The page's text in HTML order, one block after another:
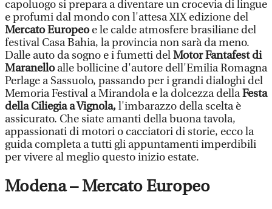
capoluogo si prepara a diventare un crocevia di lingue
e profumi dal mondo con l'attesa XIX edizione del
Mercato Europeoe le calde atmosfere brasiliane del
festival Casa Bahia, la provincia non sarà da meno.
Dalle auto da sogno e i fumetti delMotor Fantafest di
Maranelloalle bollicine d'autore dell'Emilia Romagna
Perlage a Sassuolo, passando per i grandi dialoghi del
Memoria Festival a Mirandola e la dolcezza dellaFesta
della Ciliegia a Vignola,l'imbarazzo della scelta è
assicurato. Che siate amanti della buona tavola,
appassionati di motori o cacciatori di storie, ecco la
guida completa a tutti gli appuntamenti imperdibili
per vivere al meglio questo inizio estate.
Modena – Mercato Europeo